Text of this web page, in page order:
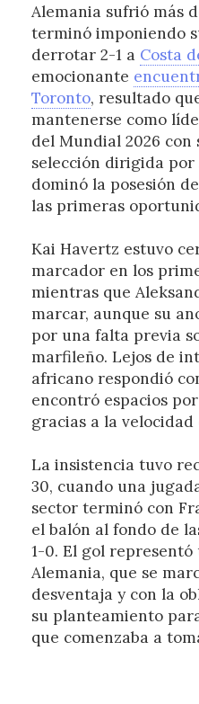
Alemania sufrió más
terminó imponiendo
derrotar 2-1 a Costa
emocionante
Toronto, resultado
mantenerse como
del Mundial 2026 con
selección dirigida por
dominó la posesión
las primeras
Kai Havertz estuvo
marcador en los
mientras que
marcar, aunque su
por una falta previa
marfileño. Lejos de
africano respondió
encontró espacios
gracias a la velocidad
La insistencia tuvo
30, cuando una
sector terminó con
el balón al fondo de
1-0. El gol
Alemania, que se
desventaja y con la
su planteamiento
que comenzaba a